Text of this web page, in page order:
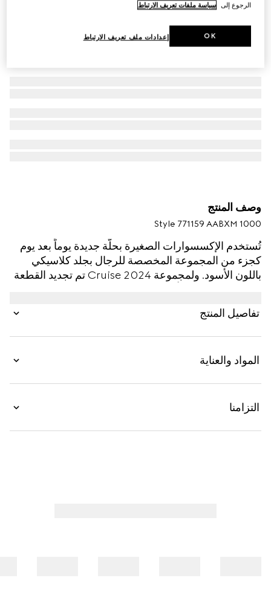
وصف المنتج
Style ‎771159 AABXM 1000
تُستخدم الإكسسوارات الصغيرة بحلّة جديدة يوماً بعد يوم
كجزء من المجموعة المخصصة للرجال بجلد كلاسيكي
باللون الأسود. ولمجموعة Cruise 2024 تم تجديد القطعة
حافظة البطاقات بثماني فتحات للبطاقات وقسمَين للأوراق
النقدية.
تفاصيل المنتج
المواد والعناية
التزامنا
الرجوع إلى سياسة ملفات تعريف الارتباط
إعدادات ملف تعريف الارتباط OK